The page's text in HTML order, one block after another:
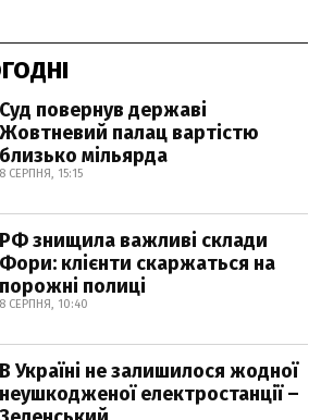
Суд повернув державі
Жовтневий палац вартістю
близько мільярда
8 СЕРПНЯ, 15:15
РФ знищила важливі склади
Фори: клієнти скаржаться на
порожні полиці
8 СЕРПНЯ, 10:40
В Україні не залишилося жодної
неушкодженої електростанції –